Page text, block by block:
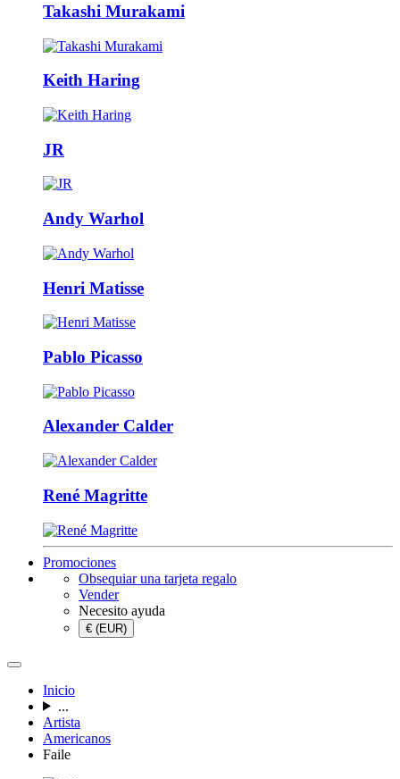
Takashi Murakami
Keith Haring
JR
Andy Warhol
Henri Matisse
Pablo Picasso
Alexander Calder
René Magritte
Promociones
Obsequiar una tarjeta regalo
Vender
Necesito ayuda
€ (EUR)
Inicio
...
Artista
Americanos
Faile